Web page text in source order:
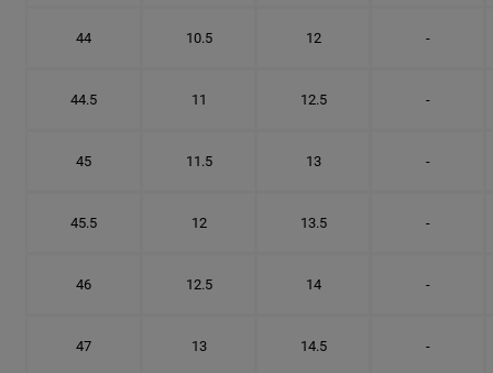
44 10.5 12 -
44.5 11 12.5 -
45 11.5 13 -
45.5 12 13.5 -
46 12.5 14 -
47 13 14.5 -